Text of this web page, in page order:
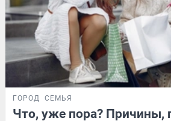
ГОРОД СЕМЬЯ
Что, уже пора? Причины,